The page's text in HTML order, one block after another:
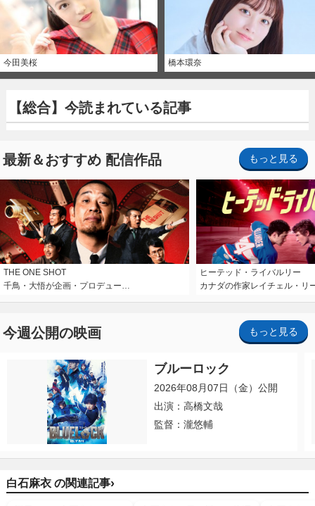
今田美桜 橋本環奈
【総合】今読まれている記事
最新＆おすすめ 配信作品 もっと見る
THE ONE SHOT
千鳥・大悟が企画・プロデュー…
ヒーテッド・ライバルリー
カナダの作家レイチェル・リ
今週公開の映画 もっと見る
ブルーロック
2026年08月07日（金）公開
出演：高橋文哉
監督：瀧悠輔
白石麻衣 の関連記事›